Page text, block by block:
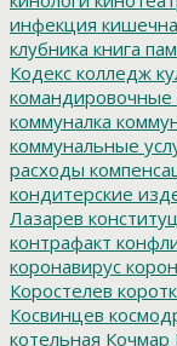
инфекция
клубника книга
Кодекс колледж
командировочные
коммуналка
коммунальные
расходы
кондитерские
Лазарев
контрафакт
коронавирус
Коростелев
Косвинцев
котельная Кочмар